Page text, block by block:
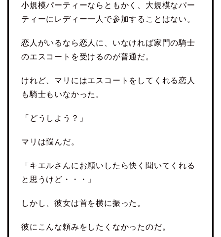
小規模パーティーならともかく、大規模なパー
ティーにレディー一人で参加することはない。
恋人がいるなら恋人に、いなければ家門の騎士
のエスコートを受けるのが普通だ。
けれど、マリにはエスコートをしてくれる恋人
も騎士もいなかった。
「どうしよう？」
マリは悩んだ。
「キエルさんにお願いしたら快く聞いてくれる
と思うけど・・・」
しかし、彼女は首を横に振った。
彼にこんな頼みをしたくなかったのだ。